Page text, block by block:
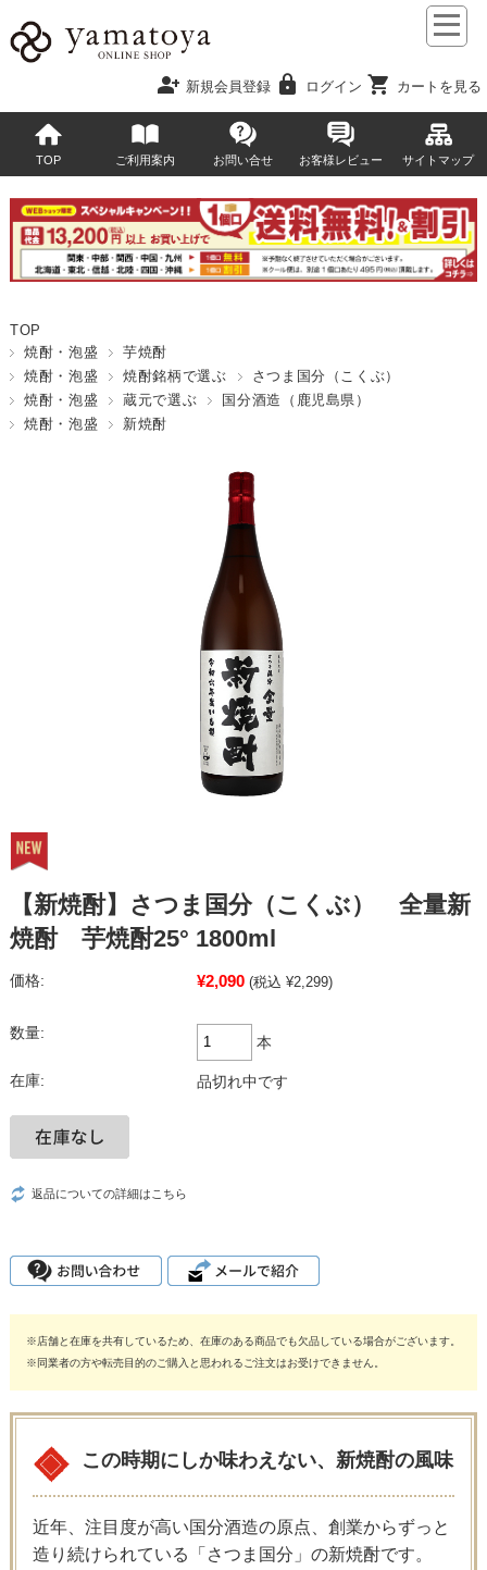
person_add 新規会員登録 lock ログイン shopping_cart カートを見る
TOP ご利用案内 お問い合せ お客様レビュー サイトマップ
TOP
焼酎・泡盛
芋焼酎
焼酎・泡盛
焼酎銘柄で選ぶ
さつま国分（こくぶ）
焼酎・泡盛
蔵元で選ぶ
国分酒造（鹿児島県）
焼酎・泡盛
新焼酎
【新焼酎】さつま国分（こくぶ） 全量新
焼酎 芋焼酎25° 1800ml
価格: ¥2,090 (税込 ¥2,299)
数量:
本
在庫: 品切れ中です
返品についての詳細はこちら
※店舗と在庫を共有しているため、在庫のある商品でも欠品している場合がございます。
※同業者の方や転売目的のご購入と思われるご注文はお受けできません。
この時期にしか味わえない、新焼酎の風味
近年、注目度が高い国分酒造の原点、創業からずっと
造り続けられている「さつま国分」の新焼酎です。